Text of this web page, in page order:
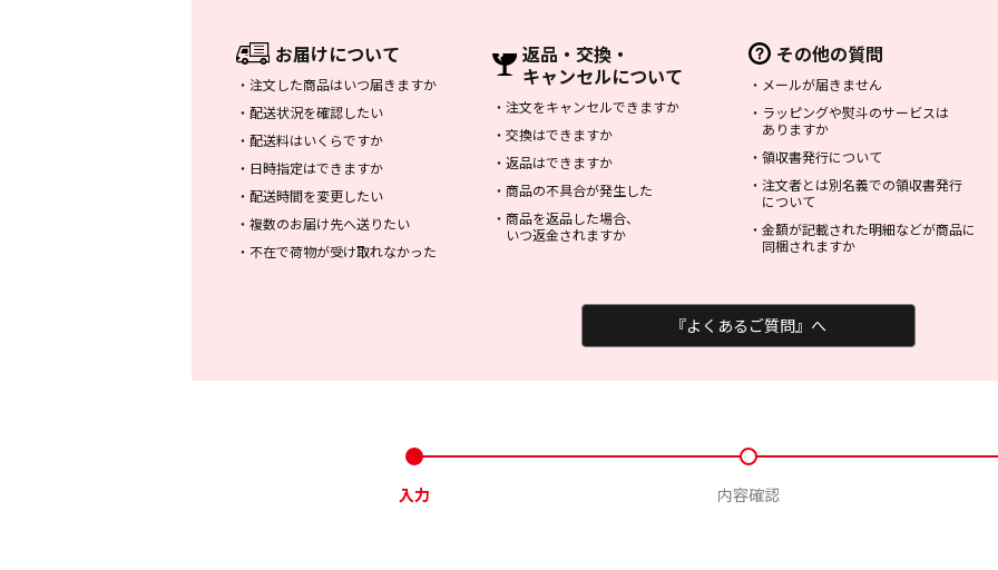
お届けについて
・ 注文した商品はいつ届きますか
・ 配送状況を確認したい
・ 配送料はいくらですか
・ 日時指定はできますか
・ 配送時間を変更したい
・ 複数のお届け先へ送りたい
・ 不在で荷物が受け取れなかった
返品・交換・
キャンセルについて
・ 注文をキャンセルできますか
・ 交換はできますか
・ 返品はできますか
・ 商品の不具合が発生した
・ 商品を返品した場合、
いつ返金されますか
その他の質問
・ メールが届きません
・ ラッピングや熨斗のサービスは
ありますか
・ 領収書発行について
・ 注文者とは別名義での領収書発行
について
・ 金額が記載された明細などが商品に
同梱されますか
『よくあるご質問』へ
入力 内容確認